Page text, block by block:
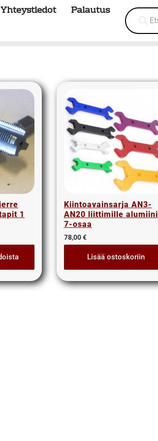
Yhteystiedot
Palautus
1
Kiintoavainsarja AN3-
AN20 liittimille alumiini
7-osaa
78,00€
Lisää ostoskoriin